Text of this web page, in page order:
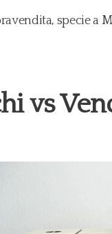
specie a
vs